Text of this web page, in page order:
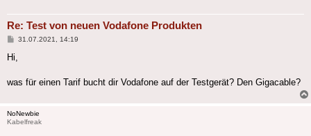
Re: Test von neuen Vodafone Produkten
Beitrag
31.07.2021, 14:19
Hi,
was für einen Tarif bucht dir Vodafone auf der Testgerät? Den Gigacable?
NoNewbie
Kabelfreak